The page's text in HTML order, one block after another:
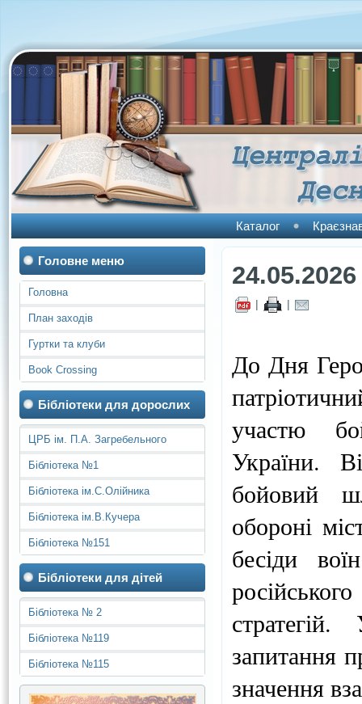
Каталог
Головне меню
Головна
План заходів
Гуртки та клуби
Book Crossing
Бібліотеки для дорослих
ЦРБ ім. П.А. Загребельного
Бібліотека №1
Бібліотека ім.С.Олійника
Бібліотека ім.В.Кучера
Бібліотека №151
Бібліотеки для дітей
Бібліотека № 2
Бібліотека №119
Бібліотека №115
24.05.2026
| |
До Дня
участю
України.
бойовий
обороні
бесіди
запитання
значення